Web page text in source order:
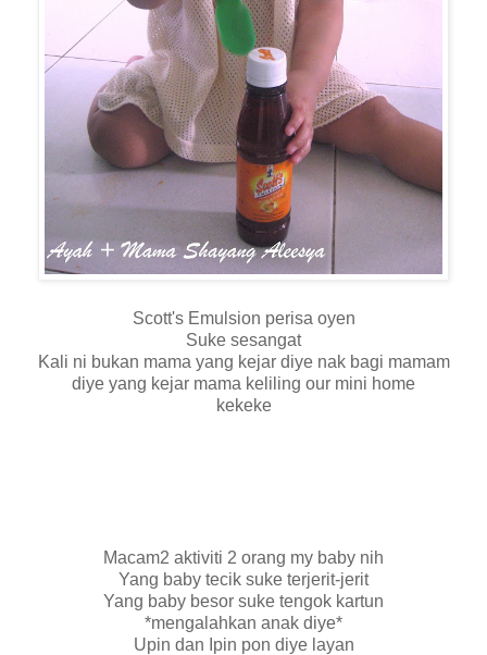
Scott's Emulsion perisa oyen
Suke sesangat
Kali ni bukan mama yang kejar diye nak bagi mamam
diye yang kejar mama keliling our mini home
kekeke
Macam2 aktiviti 2 orang my baby nih
Yang baby tecik suke terjerit-jerit
Yang baby besor suke tengok kartun
*mengalahkan anak diye*
Upin dan Ipin pon diye layan